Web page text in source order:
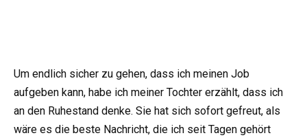
Um endlich sicher zu gehen, dass ich meinen Job
aufgeben kann, habe ich meiner Tochter erzählt, dass ich
an den Ruhestand denke. Sie hat sich sofort gefreut, als
wäre es die beste Nachricht, die ich seit Tagen gehört